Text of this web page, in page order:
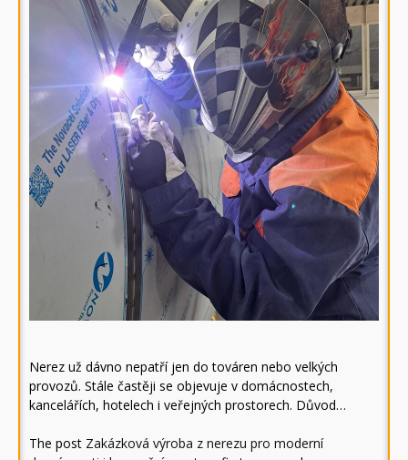
Nerez už dávno nepatří jen do továren nebo velkých
provozů. Stále častěji se objevuje v domácnostech,
kancelářích, hotelech i veřejných prostorech. Důvod…
The post Zakázková výroba z nerezu pro moderní